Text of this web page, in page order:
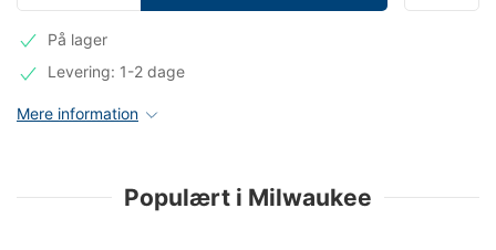
På lager
Levering: 1-2 dage
Mere information
Populært i Milwaukee